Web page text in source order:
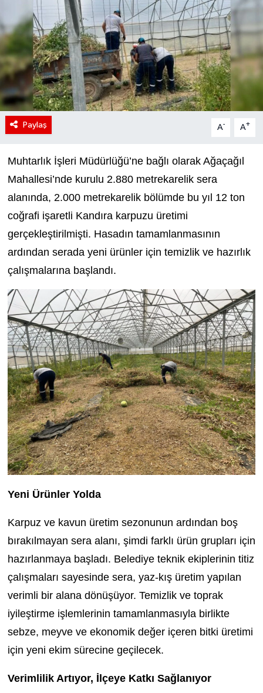
Paylaş A- A+
Muhtarlık İşleri Müdürlüğü’ne bağlı olarak Ağaçağıl
Mahallesi’nde kurulu 2.880 metrekarelik sera
alanında, 2.000 metrekarelik bölümde bu yıl 12 ton
coğrafi işaretli Kandıra karpuzu üretimi
gerçekleştirilmişti. Hasadın tamamlanmasının
ardından serada yeni ürünler için temizlik ve hazırlık
çalışmalarına başlandı.
Yeni Ürünler Yolda
Karpuz ve kavun üretim sezonunun ardından boş
bırakılmayan sera alanı, şimdi farklı ürün grupları için
hazırlanmaya başladı. Belediye teknik ekiplerinin titiz
çalışmaları sayesinde sera, yaz-kış üretim yapılan
verimli bir alana dönüşüyor. Temizlik ve toprak
iyileştirme işlemlerinin tamamlanmasıyla birlikte
sebze, meyve ve ekonomik değer içeren bitki üretimi
için yeni ekim sürecine geçilecek.
Verimlilik Artıyor, İlçeye Katkı Sağlanıyor